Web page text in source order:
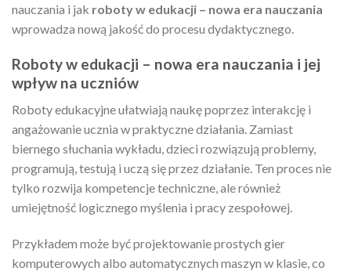
nauczania i jak roboty w edukacji – nowa era nauczania
wprowadza nową jakość do procesu dydaktycznego.
Roboty w edukacji – nowa era nauczania i jej
wpływ na uczniów
Roboty edukacyjne ułatwiają naukę poprzez interakcję i
angażowanie ucznia w praktyczne działania. Zamiast
biernego słuchania wykładu, dzieci rozwiązują problemy,
programują, testują i uczą się przez działanie. Ten proces nie
tylko rozwija kompetencje techniczne, ale również
umiejętność logicznego myślenia i pracy zespołowej.
Przykładem może być projektowanie prostych gier
komputerowych albo automatycznych maszyn w klasie, co